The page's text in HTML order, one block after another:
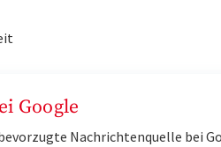
Google
Nachrichtenquelle bei